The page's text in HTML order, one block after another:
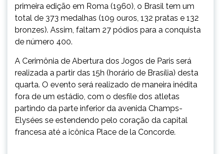
primeira edição em Roma (1960), o Brasil tem um
total de 373 medalhas (109 ouros, 132 pratas e 132
bronzes). Assim, faltam 27 pódios para a conquista
de número 400.
A Cerimônia de Abertura dos Jogos de Paris será
realizada a partir das 15h (horário de Brasília) desta
quarta. O evento será realizado de maneira inédita
fora de um estádio, com o desfile dos atletas
partindo da parte inferior da avenida Champs-
Elysées se estendendo pelo coração da capital
francesa até a icônica Place de la Concorde.